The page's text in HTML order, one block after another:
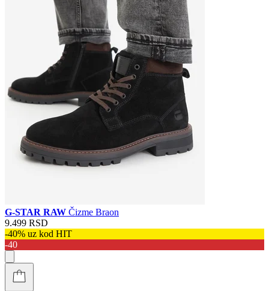
G-STAR RAW Čizme Braon
9.499 RSD
-40% uz kod HIT
-40